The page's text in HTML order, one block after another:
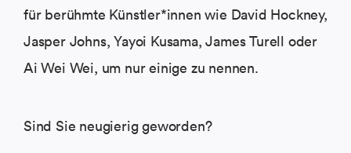
für berühmte Künstler*innen wie David Hockney,
Jasper Johns, Yayoi Kusama, James Turell oder
Ai Wei Wei, um nur einige zu nennen.
Sind Sie neugierig geworden?